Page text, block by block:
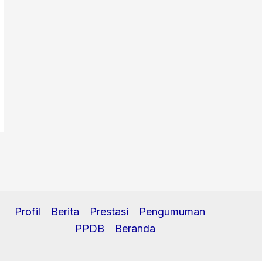
Profil Berita Prestasi
Pengumuman
PPDB
Beranda